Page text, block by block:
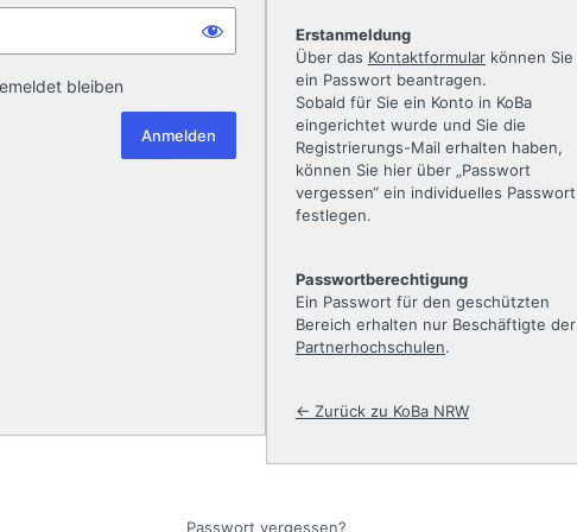
bleiben
Erstanmeldung
Über das Kontaktformular können Sie
ein Passwort beantragen.
Sobald für Sie ein Konto in KoBa
eingerichtet wurde und Sie die
Registrierungs-Mail erhalten haben,
können Sie hier über „Passwort
vergessen“ ein individuelles Passwort
festlegen.
Passwortberechtigung
Ein Passwort für den geschützten
Bereich erhalten nur Beschäftigte der
Partnerhochschulen.
← Zurück zu KoBa NRW
Passwort vergessen?